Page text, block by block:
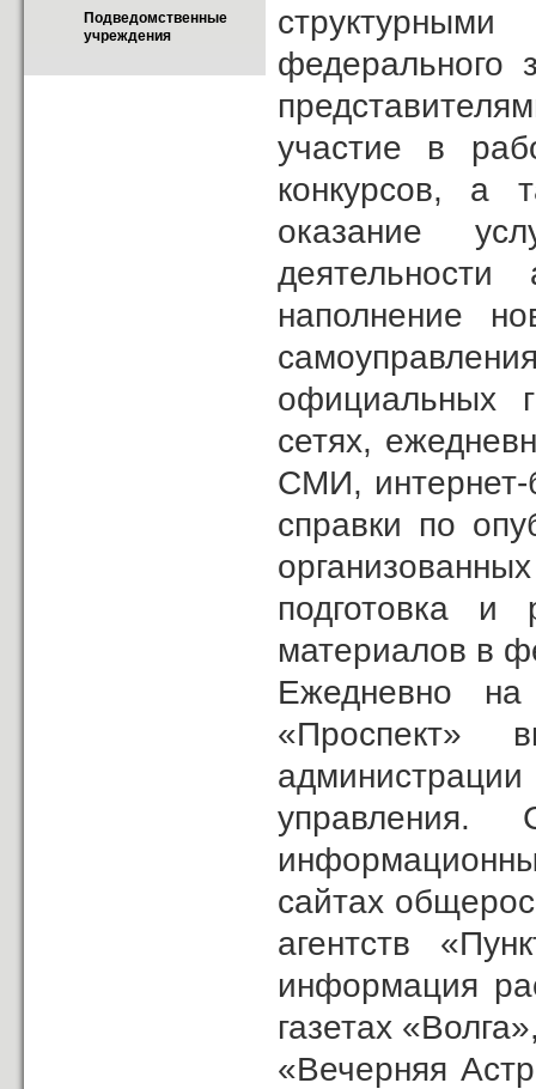
Подведомственные
учреждения
федерального
участие в
конкурсов, а
оказание
наполнение
официальных
сетях,
СМИ, интернет-
справки по
подготовка
материалов в
Ежедневно
«Проспект»
администрации
сайтах
агентств
информация
газетах
«Вечерняя